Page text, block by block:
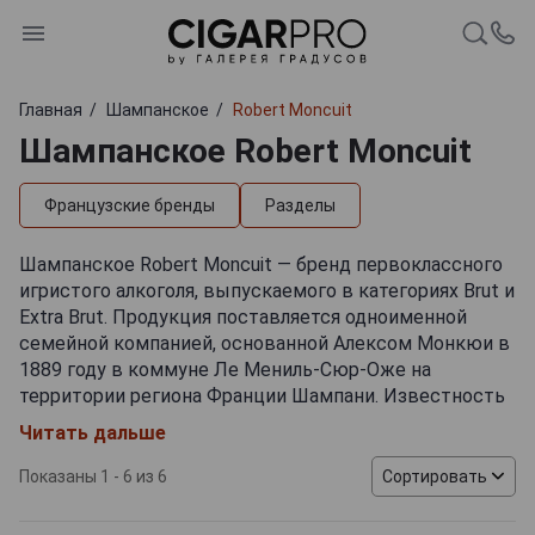
Главная Шампанское Robert Moncuit
Шампанское Robert Moncuit
Французские бренды Разделы
Шампанское Robert Moncuit — бренд первоклассного
игристого алкоголя, выпускаемого в категориях Brut и
Extra Brut. Продукция поставляется одноименной
семейной компанией, основанной Алексом Монкюи в
1889 году в коммуне Ле Мениль-Сюр-Оже на
территории региона Франции Шампани. Известность
в родной стране и за ее пределами пришла к
хозяйству после того, как его возглавил
представитель третьего поколения виноделов —
Робер, запустивший массовую продажу напитков. В
Читать дальше
Показаны 1 - 6 из 6 Сортировать